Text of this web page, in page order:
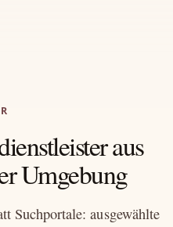
aus
Umgebung
Suchportale: ausgewählte